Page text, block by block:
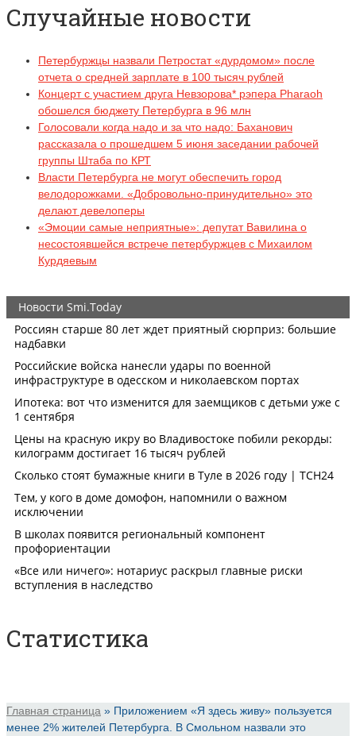
Случайные новости
Петербуржцы назвали Петростат «дурдомом» после
отчета о средней зарплате в 100 тысяч рублей
Концерт с участием друга Невзорова* рэпера Pharaoh
обошелся бюджету Петербурга в 96 млн
Голосовали когда надо и за что надо: Баханович
рассказала о прошедшем 5 июня заседании рабочей
группы Штаба по КРТ
Власти Петербурга не могут обеспечить город
велодорожками. «Добровольно-принудительно» это
делают девелоперы
«Эмоции самые неприятные»: депутат Вавилина о
несостоявшейся встрече петербуржцев с Михаилом
Курдяевым
Статистика
Главная страница » Приложением «Я здесь живу» пользуется
менее 2% жителей Петербурга. В Смольном назвали это